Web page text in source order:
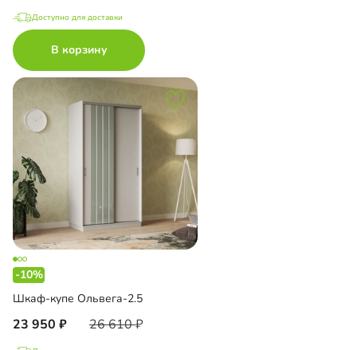
Доступно для доставки
В корзину
-10%
Шкаф-купе Ольвега-2.5
23 950 26 610